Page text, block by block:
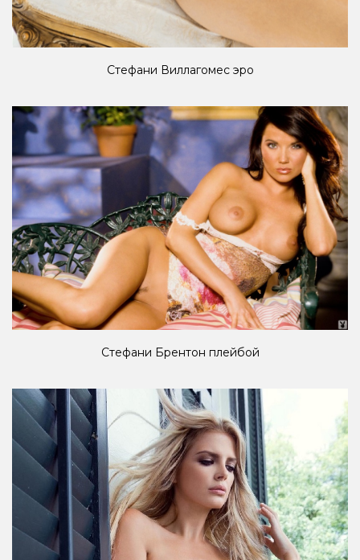
Стефани Виллагомес эро
Стефани Брентон плейбой